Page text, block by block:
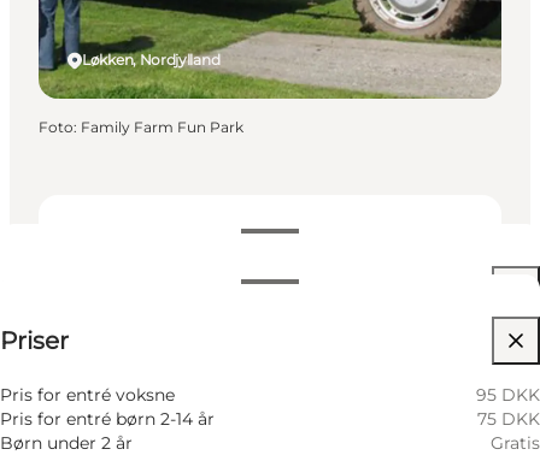
6 August
01:00 PM
04:00 PM
7 August
Fredag
01:00 PM
04:00 PM
8 August
01:00 PM
Priser
Pris for entré voksne
95 DKK
Pris for entré børn 2-14 år
75 DKK
Børn under 2 år
Gratis
Løkken, Nordjylland
Foto: Family Farm Fun Park